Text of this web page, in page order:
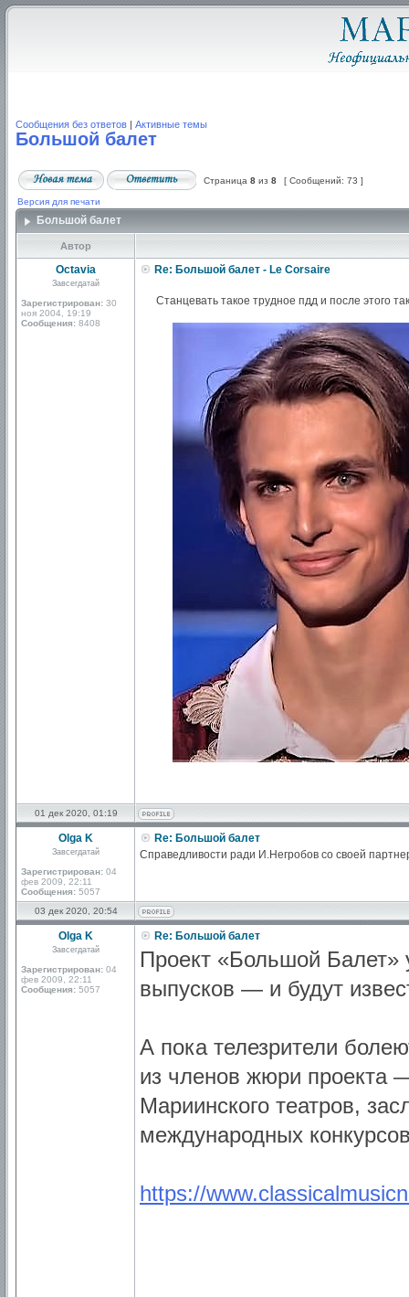
Сообщения без ответов | Активные темы
Большой балет
Страница 8 из 8 [ Сообщений: 73 ]
Версия для печати
Большой балет
Автор
Octavia
Завсегдатай
Зарегистрирован: 30
ноя 2004, 19:19
Сообщения: 8408
Re: Большой балет - Le Corsaire
Станцевать такое трудное пдд и после этого
01 дек 2020, 01:19
Olga K
Завсегдатай
Зарегистрирован: 04
фев 2009, 22:11
Сообщения: 5057
Re: Большой балет
Справедливости ради И.Негробов со своей
03 дек 2020, 20:54
Olga K
Завсегдатай
Зарегистрирован: 04
фев 2009, 22:11
Сообщения: 5057
Re: Большой балет
Проект «Большой Балет»
выпусков — и будут
А пока телезрители
из членов жюри проекта
Мариинского театров,
международных
https://